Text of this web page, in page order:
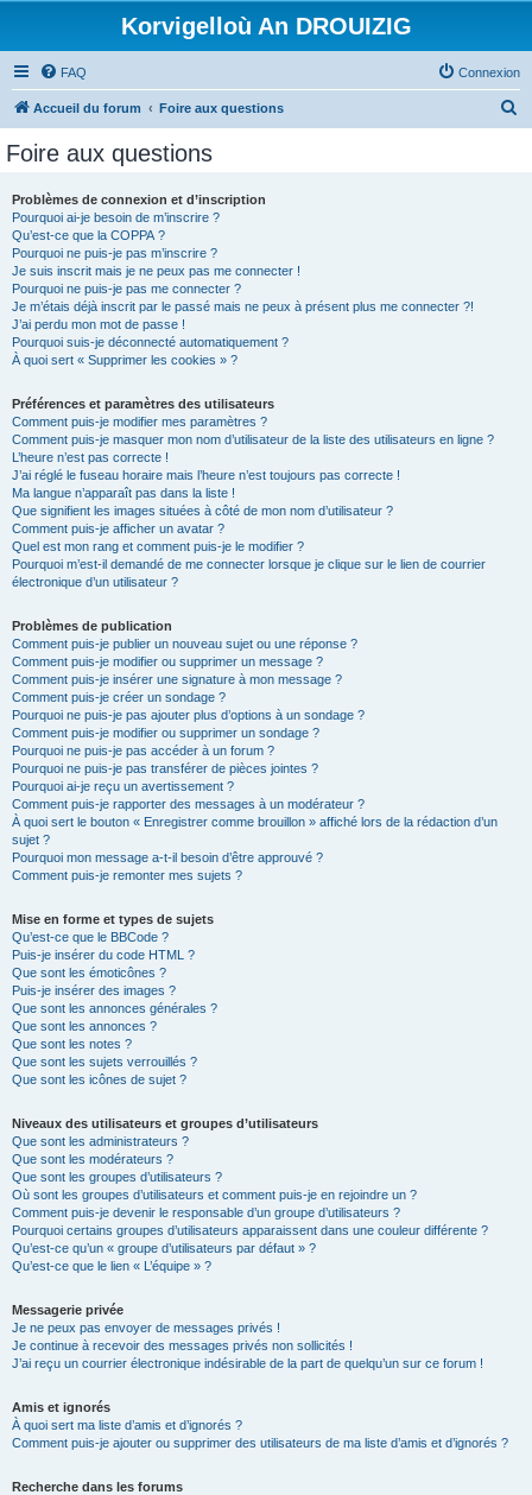
Korvigelloù An DROUIZIG
FAQ Connexion
Accueil du forum Foire aux questions
Foire aux questions
Problèmes de connexion et d’inscription
Pourquoi ai-je besoin de m’inscrire ?
Qu’est-ce que la COPPA ?
Pourquoi ne puis-je pas m’inscrire ?
Je suis inscrit mais je ne peux pas me connecter !
Pourquoi ne puis-je pas me connecter ?
Je m’étais déjà inscrit par le passé mais ne peux à présent plus me connecter ?!
J’ai perdu mon mot de passe !
Pourquoi suis-je déconnecté automatiquement ?
À quoi sert « Supprimer les cookies » ?
Préférences et paramètres des utilisateurs
Comment puis-je modifier mes paramètres ?
Comment puis-je masquer mon nom d’utilisateur de la liste des utilisateurs en ligne ?
L’heure n’est pas correcte !
J’ai réglé le fuseau horaire mais l’heure n’est toujours pas correcte !
Ma langue n’apparaît pas dans la liste !
Que signifient les images situées à côté de mon nom d’utilisateur ?
Comment puis-je afficher un avatar ?
Quel est mon rang et comment puis-je le modifier ?
Pourquoi m’est-il demandé de me connecter lorsque je clique sur le lien de courrier
électronique d’un utilisateur ?
Problèmes de publication
Comment puis-je publier un nouveau sujet ou une réponse ?
Comment puis-je modifier ou supprimer un message ?
Comment puis-je insérer une signature à mon message ?
Comment puis-je créer un sondage ?
Pourquoi ne puis-je pas ajouter plus d’options à un sondage ?
Comment puis-je modifier ou supprimer un sondage ?
Pourquoi ne puis-je pas accéder à un forum ?
Pourquoi ne puis-je pas transférer de pièces jointes ?
Pourquoi ai-je reçu un avertissement ?
Comment puis-je rapporter des messages à un modérateur ?
À quoi sert le bouton « Enregistrer comme brouillon » affiché lors de la rédaction d’un
sujet ?
Pourquoi mon message a-t-il besoin d’être approuvé ?
Comment puis-je remonter mes sujets ?
Mise en forme et types de sujets
Qu’est-ce que le BBCode ?
Puis-je insérer du code HTML ?
Que sont les émoticônes ?
Puis-je insérer des images ?
Que sont les annonces générales ?
Que sont les annonces ?
Que sont les notes ?
Que sont les sujets verrouillés ?
Que sont les icônes de sujet ?
Niveaux des utilisateurs et groupes d’utilisateurs
Que sont les administrateurs ?
Que sont les modérateurs ?
Que sont les groupes d’utilisateurs ?
Où sont les groupes d’utilisateurs et comment puis-je en rejoindre un ?
Comment puis-je devenir le responsable d’un groupe d’utilisateurs ?
Pourquoi certains groupes d’utilisateurs apparaissent dans une couleur différente ?
Qu’est-ce qu’un « groupe d’utilisateurs par défaut » ?
Qu’est-ce que le lien « L’équipe » ?
Messagerie privée
Je ne peux pas envoyer de messages privés !
Je continue à recevoir des messages privés non sollicités !
J’ai reçu un courrier électronique indésirable de la part de quelqu’un sur ce forum !
Amis et ignorés
À quoi sert ma liste d’amis et d’ignorés ?
Comment puis-je ajouter ou supprimer des utilisateurs de ma liste d’amis et d’ignorés ?
Recherche dans les forums